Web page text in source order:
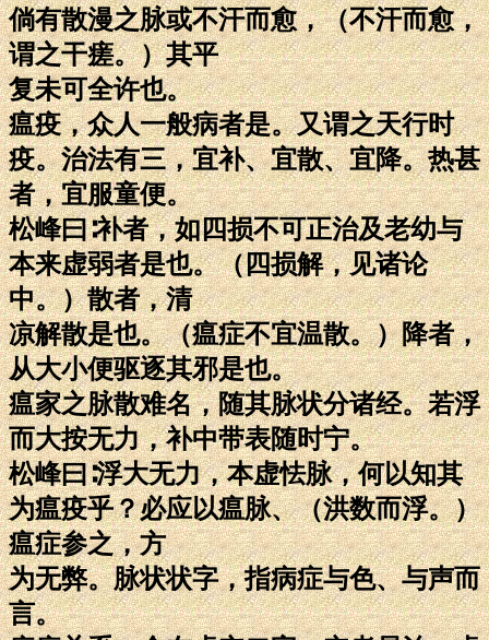
倘有散漫之脉或不汗而愈，（不汗而愈，
谓之干瘥。）其平
复未可全许也。
瘟疫，众人一般病者是。又谓之天行时
疫。治法有三，宜补、宜散、宜降。热甚
者，宜服童便。
松峰曰∶补者，如四损不可正治及老幼与
本来虚弱者是也。（四损解，见诸论
中。）散者，清
凉解散是也。（瘟症不宜温散。）降者，
从大小便驱逐其邪是也。
瘟家之脉散难名，随其脉状分诸经。若浮
而大按无力，补中带表随时宁。
松峰曰∶浮大无力，本虚怯脉，何以知其
为瘟疫乎？必应以瘟脉、（洪数而浮。）
瘟症参之，方
为无弊。脉状状字，指病症与色、与声而
言。